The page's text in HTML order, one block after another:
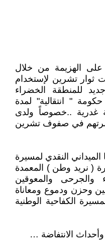
على الهزيمة من خلال
ثوار تشرين لإستخدام
للمنطقة الخضراء
حكومة " انتقالية" لمدة
غدرية ..خصوصاً ولدى
في صفوف تشرين
النقدي لمسيرة
( نريد وطن ) المعمدة
والجرحى والمعوقين
وحزن ودموع ومعاناة
الكفاحية الوطنية
وأحداث الانتفاضة …